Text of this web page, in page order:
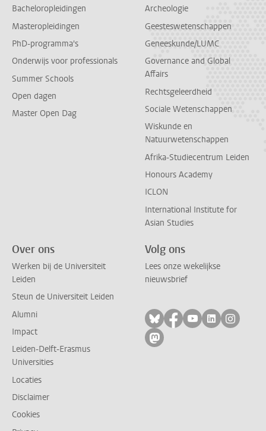
Bacheloropleidingen
Masteropleidingen
PhD-programma's
Onderwijs voor professionals
Summer Schools
Open dagen
Master Open Dag
Archeologie
Geesteswetenschappen
Geneeskunde/LUMC
Governance and Global
Affairs
Rechtsgeleerdheid
Sociale Wetenschappen
Wiskunde en
Natuurwetenschappen
Afrika-Studiecentrum Leiden
Honours Academy
ICLON
International Institute for
Asian Studies
Over ons
Werken bij de Universiteit
Leiden
Steun de Universiteit Leiden
Alumni
Impact
Leiden-Delft-Erasmus
Universities
Locaties
Disclaimer
Cookies
Volg ons
Lees onze wekelijkse
nieuwsbrief
Volg ons op bluesky
Volg ons op
Volg ons op
Volg ons
Volg
Volg ons op mastodon